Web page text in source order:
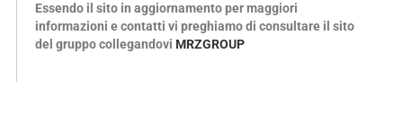
Essendo il sito in aggiornamento per maggiori
informazioni e contatti vi preghiamo di consultare il sito
del gruppo collegandovi MRZGROUP